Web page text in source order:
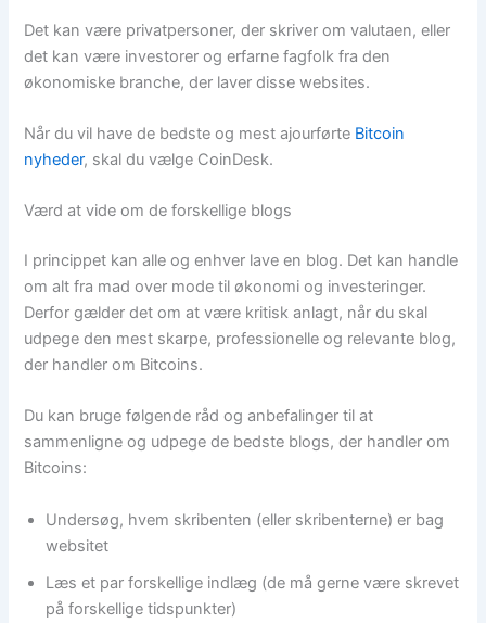
Det kan være privatpersoner, der skriver om valutaen, eller
det kan være investorer og erfarne fagfolk fra den
økonomiske branche, der laver disse websites.
Når du vil have de bedste og mest ajourførte Bitcoin
nyheder, skal du vælge CoinDesk.
Værd at vide om de forskellige blogs
I princippet kan alle og enhver lave en blog. Det kan handle
om alt fra mad over mode til økonomi og investeringer.
Derfor gælder det om at være kritisk anlagt, når du skal
udpege den mest skarpe, professionelle og relevante blog,
der handler om Bitcoins.
Du kan bruge følgende råd og anbefalinger til at
sammenligne og udpege de bedste blogs, der handler om
Bitcoins:
Undersøg, hvem skribenten (eller skribenterne) er bag
websitet
Læs et par forskellige indlæg (de må gerne være skrevet
på forskellige tidspunkter)